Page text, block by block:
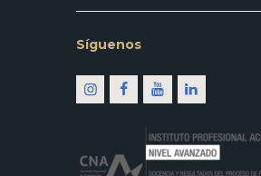
Síguenos